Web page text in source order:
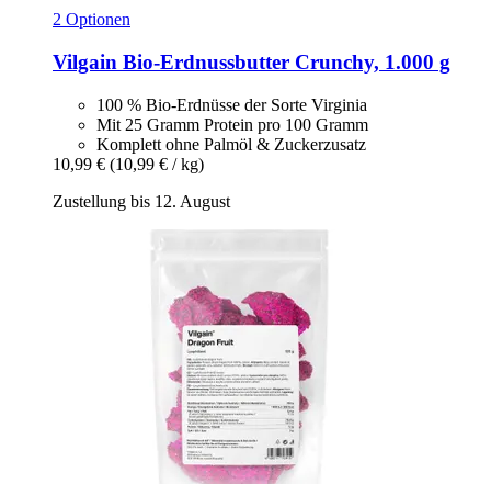
2 Optionen
Vilgain Bio-​Erdnussbutter Crunchy, 1.000 g
100 % Bio-Erdnüsse der Sorte Virginia
Mit 25 Gramm Protein pro 100 Gramm
Komplett ohne Palmöl & Zuckerzusatz
10,99 € (10,99 € / kg)
Zustellung bis 12. August